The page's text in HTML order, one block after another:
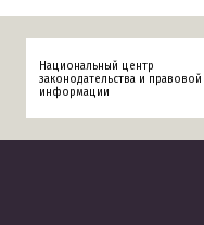
Национальный центр
законодательства и правовой
информации